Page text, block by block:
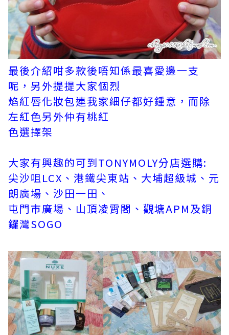
最後介紹咁多款後唔知係最喜愛邊一支
呢，另外提提大家個烈
焰紅唇化妝包連我家細仔都好鍾意，而除
左紅色另外仲有桃紅
色選擇架
大家有興趣的可到TONYMOLY分店選購:
尖沙咀LCX、港鐵尖東站、大埔超級城、元
朗廣場、沙田一田、
屯門市廣場、山頂凌霄閣、觀塘APM及銅
鑼灣SOGO